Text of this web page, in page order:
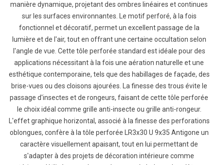
manière dynamique, projetant des ombres linéaires et continues
sur les surfaces environnantes. Le motif perforé, à la fois
fonctionnel et décoratif, permet un excellent passage de la
lumière et de l'air, tout en offrant une certaine occultation selon
l'angle de vue. Cette tôle perforée standard est idéale pour des
applications nécessitant à la fois une aération naturelle et une
esthétique contemporaine, tels que des habillages de façade, des
brise-vues ou des cloisons ajourées. La finesse des trous évite le
passage d'insectes et de rongeurs, faisant de cette tôle perforée
le choix idéal comme grille anti-insecte ou grille anti-rongeur.
L'effet graphique horizontal, associé à la finesse des perforations
oblongues, confère à la tôle perforée LR3x30 U 9x35 Antigone un
caractère visuellement apaisant, tout en lui permettant de
s'adapter à des projets de décoration intérieure comme